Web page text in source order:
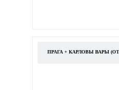
ПРАГА + КАРЛОВЫ ВАРЫ